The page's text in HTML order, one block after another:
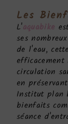
Les
L'aquabike
ses
de l'eau,
circulation
en
Institut plan
bienfaits
séance